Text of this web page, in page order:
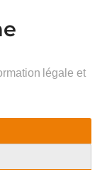
légale et